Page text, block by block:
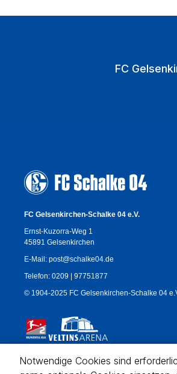
Notwendige Cookies sind
FC